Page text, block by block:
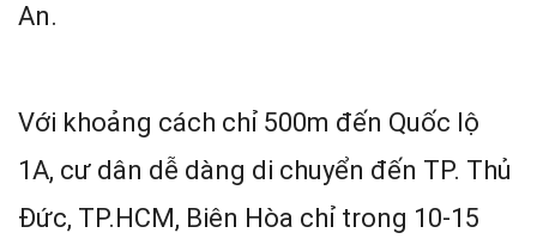
An.
Với khoảng cách chỉ 500m đến Quốc lộ
1A, cư dân dễ dàng di chuyển đến TP. Thủ
Đức, TP.HCM, Biên Hòa chỉ trong 10-15